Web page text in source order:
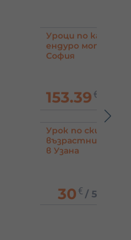
Уроци по каране на
ендуро мотор – до
€/
300 лв.
Урок по ски за
възрастни и деца
58.67 лв.